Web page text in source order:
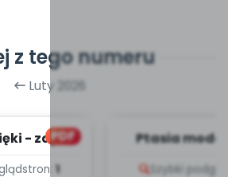
z tego numeru
Luty 2026
PDF
- zapis
stron: 1
Ptasia moda
Szybki